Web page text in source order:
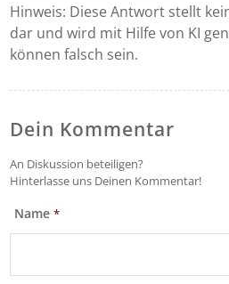
Hinweis: Diese Antwort stellt
dar und wird mit Hilfe von KI
können falsch sein.
Dein Kommentar
An Diskussion beteiligen?
Hinterlasse uns Deinen Kommentar!
Name*